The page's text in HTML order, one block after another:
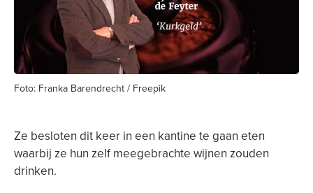
Foto: Franka Barendrecht / Freepik
Ze besloten dit keer in een kantine te gaan eten
waarbij ze hun zelf meegebrachte wijnen zouden
drinken.